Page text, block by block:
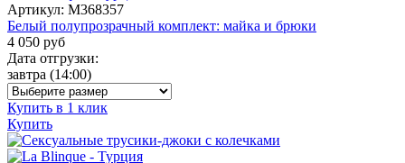
Артикул: M368357
Белый полупрозрачный комплект: майка и брюки
4 050 руб
Дата отгрузки:
завтра (14:00)
Купить в 1 клик
Купить